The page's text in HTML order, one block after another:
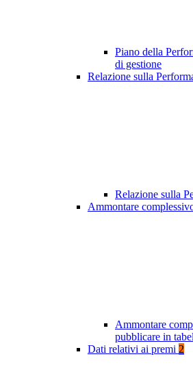
Piano della
di gestione
Relazione sulla
Relazione sulla
Ammontare
Ammontare
pubblicare in
Dati relativi ai premi 2